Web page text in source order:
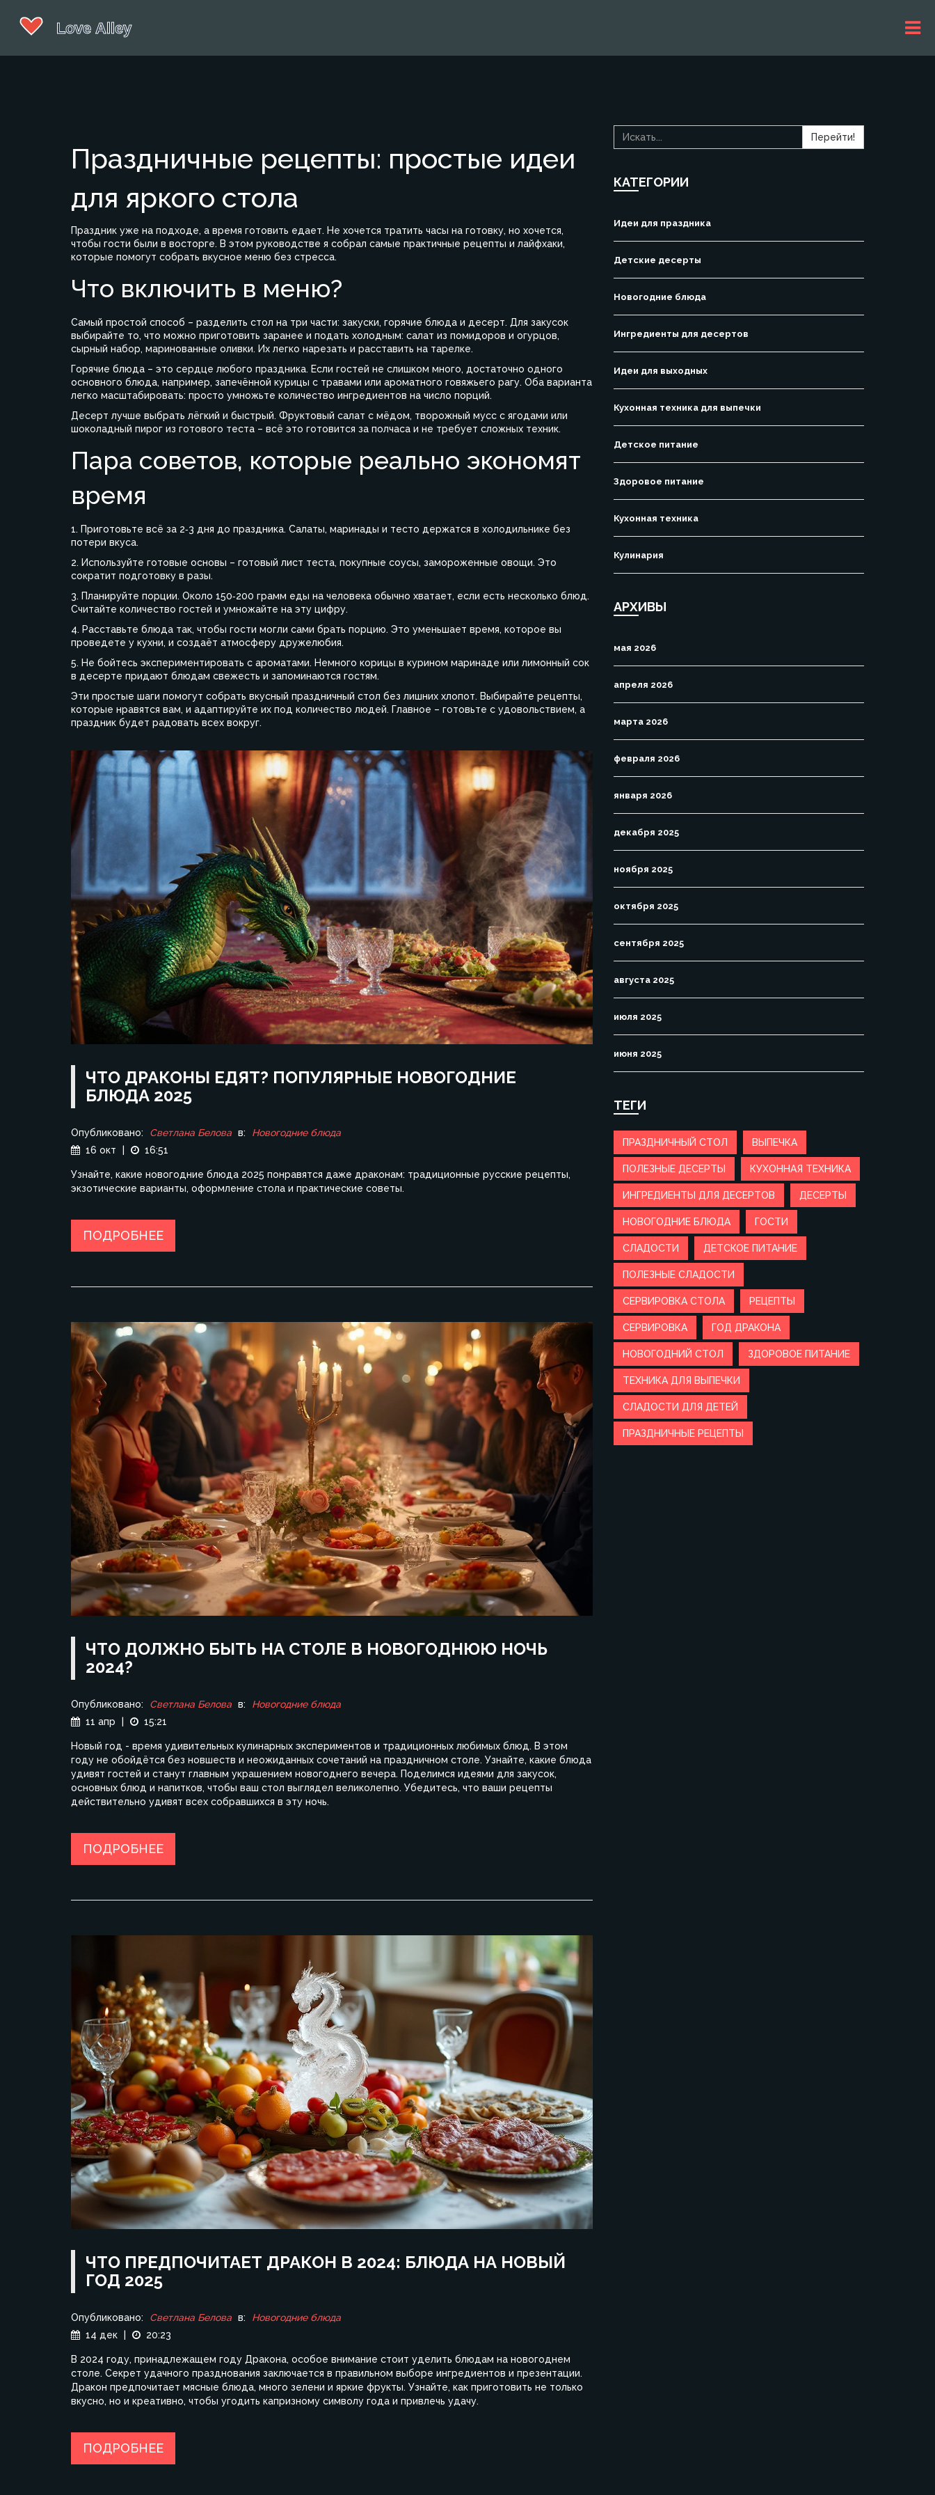
Праздничные рецепты: простые идеи
для яркого стола
Праздник уже на подходе, а время готовить едает. Не хочется тратить часы на готовку, но хочется,
чтобы гости были в восторге. В этом руководстве я собрал самые практичные рецепты и лайфхаки,
которые помогут собрать вкусное меню без стресса.
Что включить в меню?
Самый простой способ – разделить стол на три части: закуски, горячие блюда и десерт. Для закусок
выбирайте то, что можно приготовить заранее и подать холодным: салат из помидоров и огурцов,
сырный набор, маринованные оливки. Их легко нарезать и расставить на тарелке.
Горячие блюда – это сердце любого праздника. Если гостей не слишком много, достаточно одного
основного блюда, например, запечённой курицы с травами или ароматного говяжьего рагу. Оба варианта
легко масштабировать: просто умножьте количество ингредиентов на число порций.
Десерт лучше выбрать лёгкий и быстрый. Фруктовый салат с мёдом, творожный мусс с ягодами или
шоколадный пирог из готового теста – всё это готовится за полчаса и не требует сложных техник.
Пара советов, которые реально экономят
время
1. Приготовьте всё за 2‑3 дня до праздника. Салаты, маринады и тесто держатся в холодильнике без
потери вкуса.
2. Используйте готовые основы – готовый лист теста, покупные соусы, замороженные овощи. Это
сократит подготовку в разы.
3. Планируйте порции. Около 150‑200 грамм еды на человека обычно хватает, если есть несколько блюд.
Считайте количество гостей и умножайте на эту цифру.
4. Расставьте блюда так, чтобы гости могли сами брать порцию. Это уменьшает время, которое вы
проведете у кухни, и создаёт атмосферу дружелюбия.
5. Не бойтесь экспериментировать с ароматами. Немного корицы в курином маринаде или лимонный сок
в десерте придают блюдам свежесть и запоминаются гостям.
Эти простые шаги помогут собрать вкусный праздничный стол без лишних хлопот. Выбирайте рецепты,
которые нравятся вам, и адаптируйте их под количество людей. Главное – готовьте с удовольствием, а
праздник будет радовать всех вокруг.
ЧТО ДРАКОНЫ ЕДЯТ? ПОПУЛЯРНЫЕ НОВОГОДНИЕ
БЛЮДА 2025
Опубликовано: Светлана Белова в:
Новогодние блюда
16 окт
16:51
Узнайте, какие новогодние блюда 2025 понравятся даже драконам: традиционные русские рецепты,
экзотические варианты, оформление стола и практические советы.
ПОДРОБНЕЕ
ЧТО ДОЛЖНО БЫТЬ НА СТОЛЕ В НОВОГОДНЮЮ НОЧЬ
2024?
Опубликовано: Светлана Белова в:
Новогодние блюда
11 апр
15:21
Новый год - время удивительных кулинарных экспериментов и традиционных любимых блюд. В этом
году не обойдётся без новшеств и неожиданных сочетаний на праздничном столе. Узнайте, какие блюда
удивят гостей и станут главным украшением новогоднего вечера. Поделимся идеями для закусок,
основных блюд и напитков, чтобы ваш стол выглядел великолепно. Убедитесь, что ваши рецепты
действительно удивят всех собравшихся в эту ночь.
ПОДРОБНЕЕ
ЧТО ПРЕДПОЧИТАЕТ ДРАКОН В 2024: БЛЮДА НА НОВЫЙ
ГОД 2025
Опубликовано: Светлана Белова в:
Новогодние блюда
14 дек
20:23
В 2024 году, принадлежащем году Дракона, особое внимание стоит уделить блюдам на новогоднем
столе. Секрет удачного празднования заключается в правильном выборе ингредиентов и презентации.
Дракон предпочитает мясные блюда, много зелени и яркие фрукты. Узнайте, как приготовить не только
вкусно, но и креативно, чтобы угодить капризному символу года и привлечь удачу.
ПОДРОБНЕЕ
Перейти!
КАТЕГОРИИ
Идеи для праздника
Детские десерты
Новогодние блюда
Ингредиенты для десертов
Идеи для выходных
Кухонная техника для выпечки
Детское питание
Здоровое питание
Кухонная техника
Кулинария
АРХИВЫ
мая 2026
апреля 2026
марта 2026
февраля 2026
января 2026
декабря 2025
ноября 2025
октября 2025
сентября 2025
августа 2025
июля 2025
июня 2025
ТЕГИ
ПРАЗДНИЧНЫЙ СТОЛ ВЫПЕЧКА
ПОЛЕЗНЫЕ ДЕСЕРТЫ КУХОННАЯ ТЕХНИКА
ИНГРЕДИЕНТЫ ДЛЯ ДЕСЕРТОВ ДЕСЕРТЫ
НОВОГОДНИЕ БЛЮДА ГОСТИ
СЛАДОСТИ ДЕТСКОЕ ПИТАНИЕ
ПОЛЕЗНЫЕ СЛАДОСТИ
СЕРВИРОВКА СТОЛА РЕЦЕПТЫ
СЕРВИРОВКА ГОД ДРАКОНА
НОВОГОДНИЙ СТОЛ ЗДОРОВОЕ ПИТАНИЕ
ТЕХНИКА ДЛЯ ВЫПЕЧКИ
СЛАДОСТИ ДЛЯ ДЕТЕЙ
ПРАЗДНИЧНЫЕ РЕЦЕПТЫ